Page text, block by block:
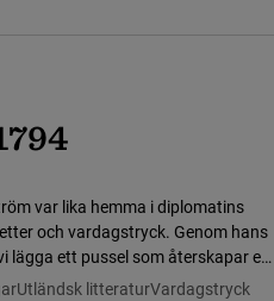
var lika hemma i diplomatins
och vardagstryck. Genom hans
lägga ett pussel som återskapar en
Utländsk litteraturVardagstryck